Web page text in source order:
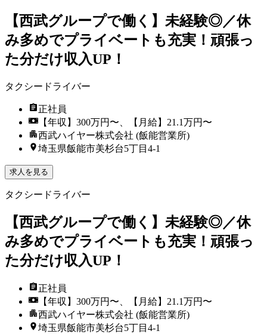
【西武グループで働く】未経験◎／休
み多めでプライベートも充実！頑張っ
た分だけ収入UP！
タクシードライバー
正社員
【年収】300万円〜、【月給】21.1万円〜
西武ハイヤー株式会社 (飯能営業所)
埼玉県飯能市美杉台5丁目4-1
求人を見る
タクシードライバー
【西武グループで働く】未経験◎／休
み多めでプライベートも充実！頑張っ
た分だけ収入UP！
正社員
【年収】300万円〜、【月給】21.1万円〜
西武ハイヤー株式会社 (飯能営業所)
埼玉県飯能市美杉台5丁目4-1